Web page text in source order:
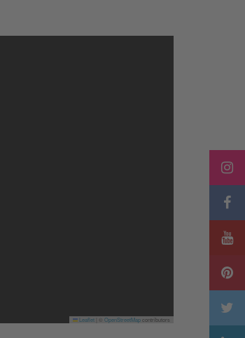
Leaflet OpenStreetMapcontributors